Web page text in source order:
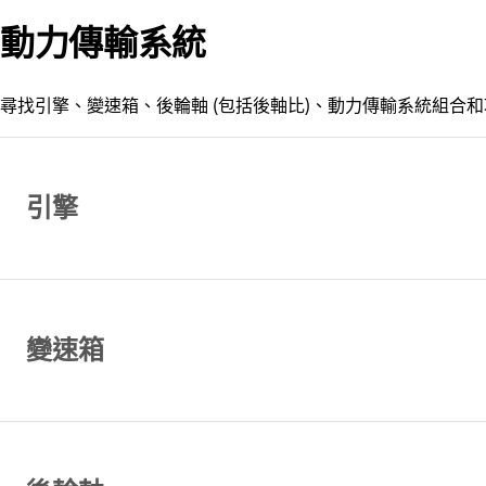
動力傳輸系統
尋找引擎、變速箱、後輪軸 (包括後軸比)、動力傳輸系統組合
引擎
變速箱